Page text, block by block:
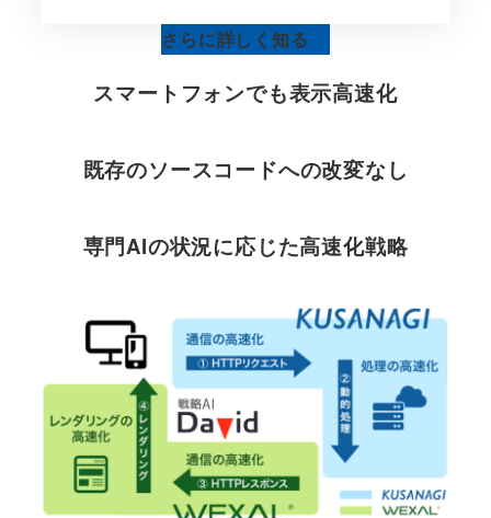
さらに詳しく知る
スマートフォンでも表示高速化
既存のソースコードへの改変なし
専門AIの状況に応じた高速化戦略